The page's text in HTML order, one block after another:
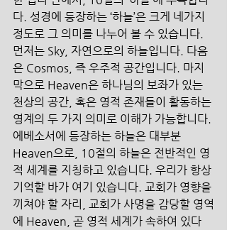
다. 성경에 등장하는 ‘하늘’은 크게 네가지
정도로 그 의미를 나누어 볼 수 있습니다.
먼저는 Sky, 자연으로의 하늘입니다. 다음
은 Cosmos, 즉 우주적 공간입니다. 마지
막으로 Heaven은 하나님의 보좌가 있는
천상의 공간, 혹은 영적 존재들이 활동하는
영계의 두 가지 의미로 이해가 가능합니다.
에베소서에 등장하는 하늘은 대부분
Heaven으로, 10절의 하늘은 전반적인 영
적 세계를 지칭하고 있습니다. 우리가 항상
기억할 바가 여기 있습니다. 교회가 영향을
끼쳐야 할 자리, 교회가 사명을 감당할 영역
에 Heaven, 곧 영적 세계가 속하여 있다